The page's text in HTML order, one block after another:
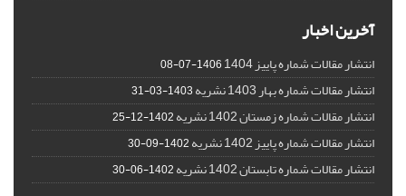
آخرین اخبار
انتشار مقالات شماره پاییز 1404 1406-07-08
انتشار مقالات شماره بهار 1403 نشریه 1403-03-31
انتشار مقالات شماره زمستان 1402 نشریه 1402-12-25
انتشار مقالات شماره پاییز 1402 نشریه 1402-09-30
انتشار مقالات شماره تابستان 1402 نشریه 1402-06-30